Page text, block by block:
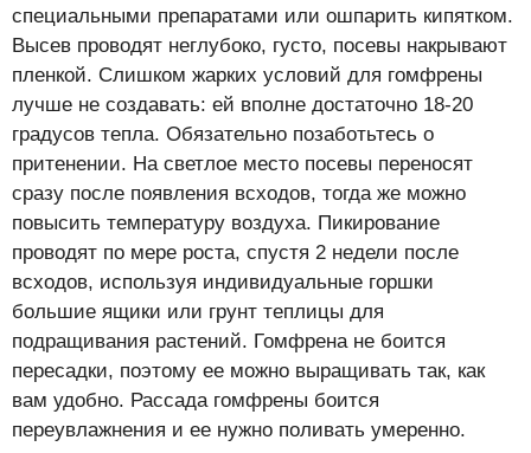
специальными препаратами или ошпарить кипятком.
Высев проводят неглубоко, густо, посевы накрывают
пленкой. Слишком жарких условий для гомфрены
лучше не создавать: ей вполне достаточно 18-20
градусов тепла. Обязательно позаботьтесь о
притенении. На светлое место посевы переносят
сразу после появления всходов, тогда же можно
повысить температуру воздуха. Пикирование
проводят по мере роста, спустя 2 недели после
всходов, используя индивидуальные горшки
большие ящики или грунт теплицы для
подращивания растений. Гомфрена не боится
пересадки, поэтому ее можно выращивать так, как
вам удобно. Рассада гомфрены боится
переувлажнения и ее нужно поливать умеренно.